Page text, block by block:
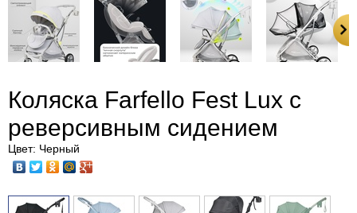
Коляска Farfello Fest Lux с
реверсивным сидением
Цвет: Черный